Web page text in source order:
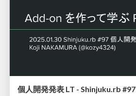
個人開発発表 LT - Shinjuku.rb #97